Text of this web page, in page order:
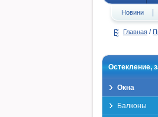
Новини
Главная /
Остекление,
Окна
Балконы